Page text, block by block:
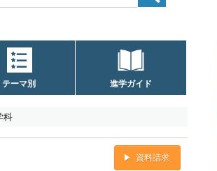
テーマ別 進学ガイド
科
資料請求